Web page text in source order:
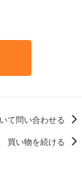
て問い合わせる
買い物を続ける